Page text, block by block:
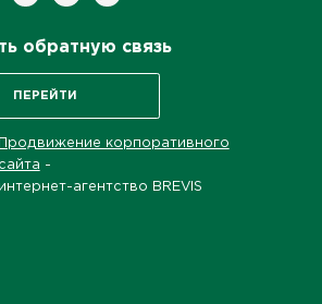
обратную связь
ПЕРЕЙТИ
Продвижение корпоративного
сайта -
интернет-агентство BREVIS